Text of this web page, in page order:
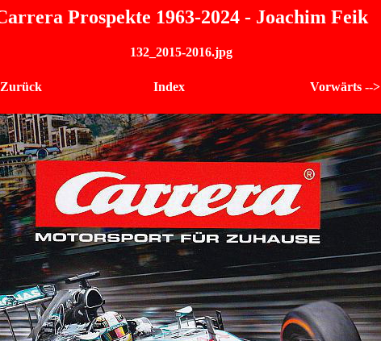
Prospekte 1963-2024 - Joachim Feik
132_2015-2016.jpg
Index Vorwärts -->